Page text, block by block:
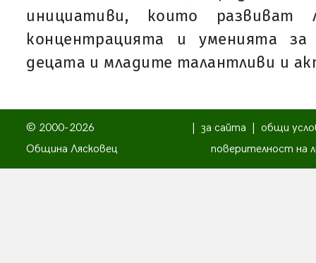
инициативи, които развиват
концентрацията и уменията
децата и младите талантливи и
© 2000-2026
Община Лясковец
за сайта
общи
поверителност на